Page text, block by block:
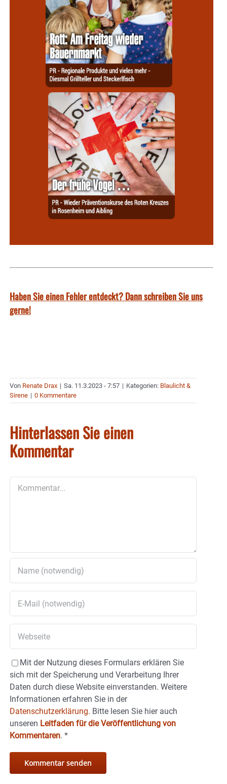
Haben Sie einen Fehler entdeckt? Dann schreiben Sie uns
gerne!
Von Renate Drax | Sa. 11.3.2023 - 7:57 | Kategorien: Blaulicht &
Sirene | 0 Kommentare
Hinterlassen Sie einen
Kommentar
Mit der Nutzung dieses Formulars erklären Sie
sich mit der Speicherung und Verarbeitung Ihrer
Daten durch diese Website einverstanden. Weitere
Informationen erfahren Sie in der
Datenschutzerklärung. Bitte lesen Sie hier auch
unseren Leitfaden für die Veröffentlichung von
Kommentaren. *